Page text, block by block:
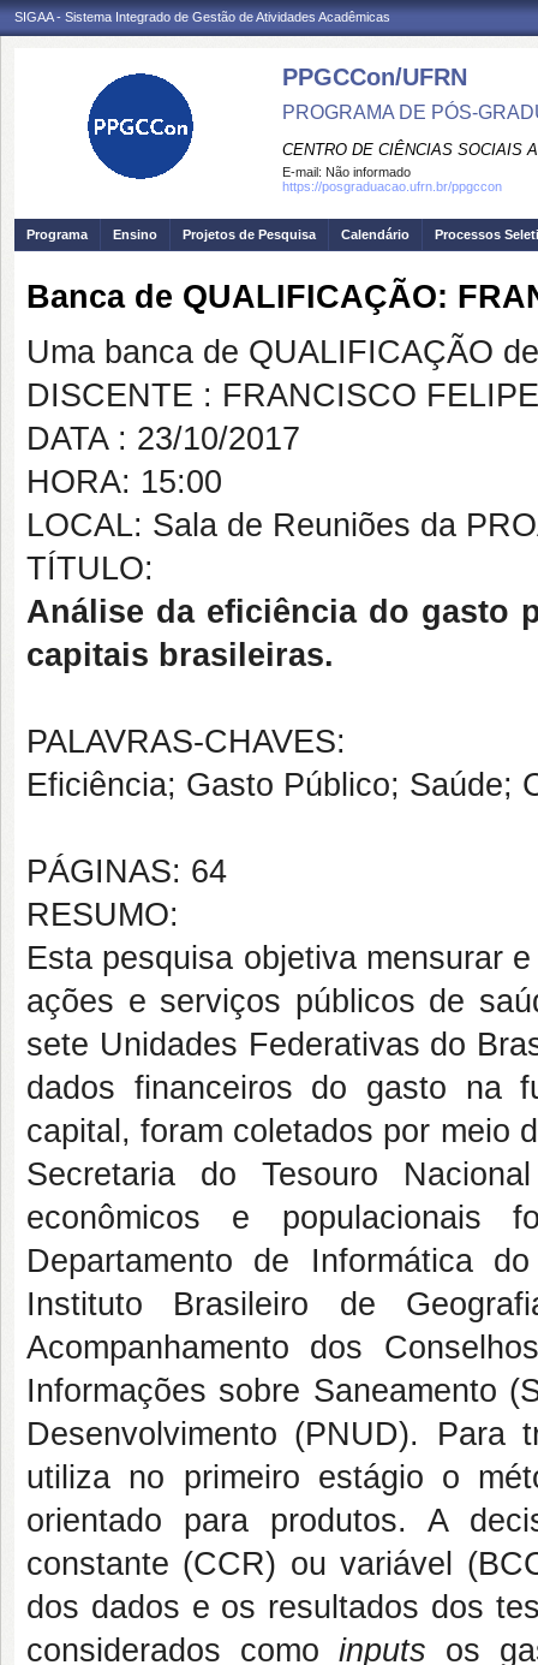
SIGAA - Sistema Integrado de Gestão de Atividades Acadêmicas
PPGCCon/UFRN
PROGRAMA DE PÓS-
CENTRO DE CIÊNCIAS SOCIAIS
E-mail: Não informado
https://posgraduacao.ufrn.br/ppgccon
Programa Ensino Projetos de Pesquisa Calendário Processos
Banca de QUALIFICAÇÃO:
Uma banca de QUALIFICAÇÃO
DISCENTE : FRANCISCO
DATA : 23/10/2017
HORA: 15:00
LOCAL: Sala de Reuniões da
TÍTULO:
Análise da eficiência do gasto
capitais brasileiras.
PALAVRAS-CHAVES:
Eficiência; Gasto Público; Saúde;
PÁGINAS: 64
RESUMO:
Esta pesquisa objetiva mensurar
ações e serviços públicos de
sete Unidades Federativas do
dados financeiros do gasto na
capital, foram coletados por meio
Secretaria do Tesouro
econômicos e populacionais
Departamento de Informática
Instituto Brasileiro de
Acompanhamento dos
Informações sobre Saneamento
Desenvolvimento (PNUD).
utiliza no primeiro estágio o
orientado para produtos. A
constante (CCR) ou variável
dos dados e os resultados dos
considerados como inputs os